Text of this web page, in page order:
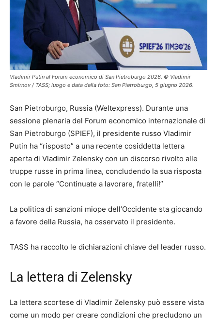
Vladimir Putin al Forum economico di San Pietroburgo 2026. © Vladimir
Smirnov / TASS; luogo e data della foto: San Pietroburgo, 5 giugno 2026.
San Pietroburgo, Russia (Weltexpress). Durante una
sessione plenaria del Forum economico internazionale di
San Pietroburgo (SPIEF), il presidente russo Vladimir
Putin ha “risposto” a una recente cosiddetta lettera
aperta di Vladimir Zelensky con un discorso rivolto alle
truppe russe in prima linea, concludendo la sua risposta
con le parole “Continuate a lavorare, fratelli!”
La politica di sanzioni miope dell’Occidente sta giocando
a favore della Russia, ha osservato il presidente.
TASS ha raccolto le dichiarazioni chiave del leader russo.
La lettera di Zelensky
La lettera scortese di Vladimir Zelensky può essere vista
come un modo per creare condizioni che precludono un